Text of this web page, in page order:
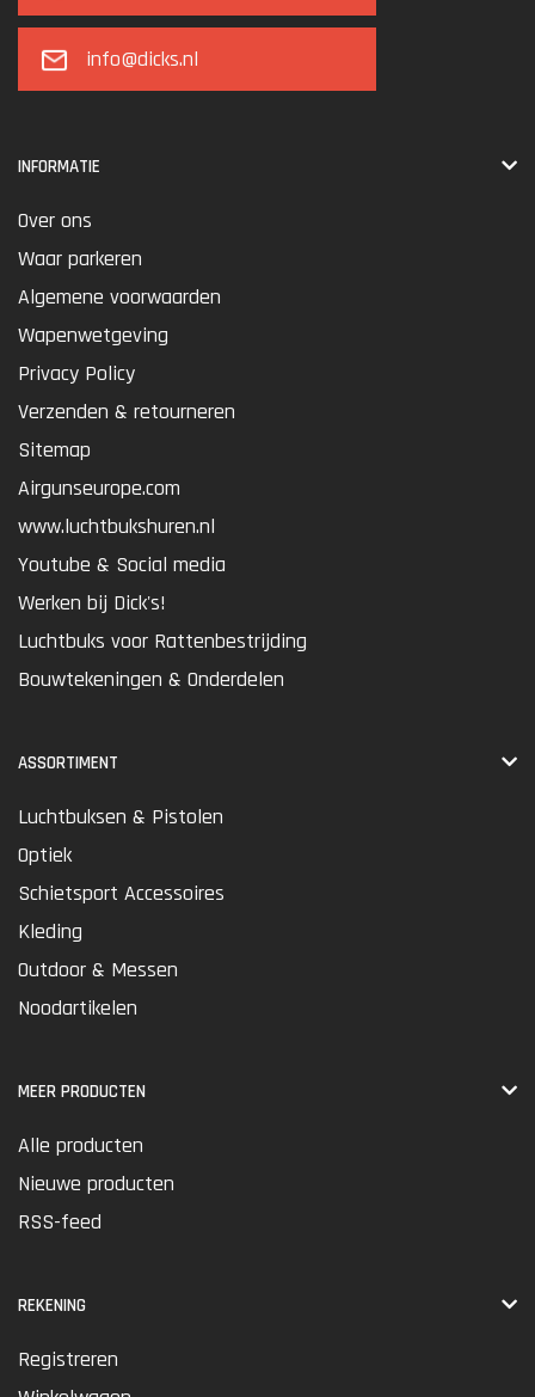
info@dicks.nl
INFORMATIE
Over ons
Waar parkeren
Algemene voorwaarden
Wapenwetgeving
Privacy Policy
Verzenden & retourneren
Sitemap
Airgunseurope.com
www.luchtbukshuren.nl
Youtube & Social media
Werken bij Dick's!
Luchtbuks voor Rattenbestrijding
Bouwtekeningen & Onderdelen
ASSORTIMENT
Luchtbuksen & Pistolen
Optiek
Schietsport Accessoires
Kleding
Outdoor & Messen
Noodartikelen
MEER PRODUCTEN
Alle producten
Nieuwe producten
RSS-feed
REKENING
Registreren